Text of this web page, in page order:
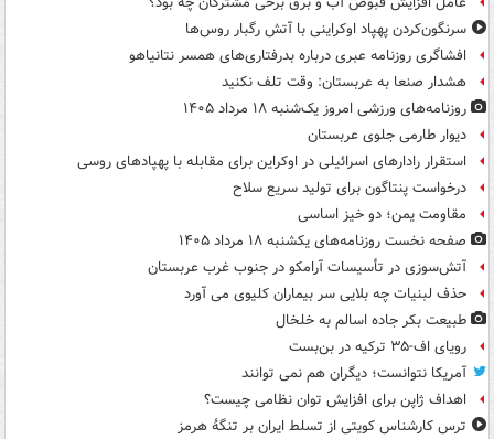
سرنگون‌کردن پهپاد اوکراینی با آتش رگبار روس‌ها
افشاگری روزنامه عبری درباره بدرفتاری‌های همسر نتانیاهو
هشدار صنعا به عربستان: وقت تلف نکنید
روزنامه‌های ورزشی امروز یک‌شنبه ۱۸ مرداد ۱۴۰۵
دیوار طارمی جلوی عربستان
استقرار رادارهای اسرائیلی در اوکراین برای مقابله با پهپادهای روسی
درخواست پنتاگون برای تولید سریع سلاح
مقاومت یمن؛ دو خیز اساسی
صفحه نخست روزنامه‌های یکشنبه ۱۸ مرداد ۱۴۰۵
آتش‌سوزی در تأسیسات آرامکو در جنوب غرب عربستان
حذف لبنیات چه بلایی سر بیماران کلیوی می آورد
طبیعت بکر جاده اسالم به خلخال
رویای اف-۳۵ ترکیه در بن‌بست
آمریکا نتوانست؛ دیگران هم نمی توانند
اهداف ژاپن برای افزایش توان نظامی چیست؟
ترس کارشناس کویتی از تسلط ایران بر تنگۀ هرمز